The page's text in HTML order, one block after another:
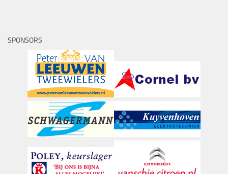
SPONSORS